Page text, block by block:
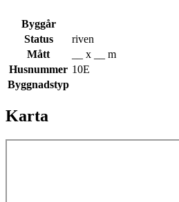
Byggår
Status
riven
Mått
__ x __ m
Husnummer 10E
Byggnadstyp
Karta